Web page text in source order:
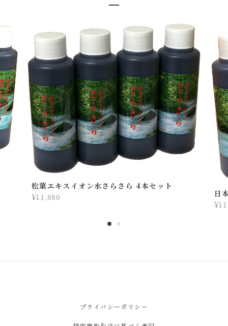
松葉エキスイオン水さらさら 4本セット
¥11,880
日
プライバシーポリシー